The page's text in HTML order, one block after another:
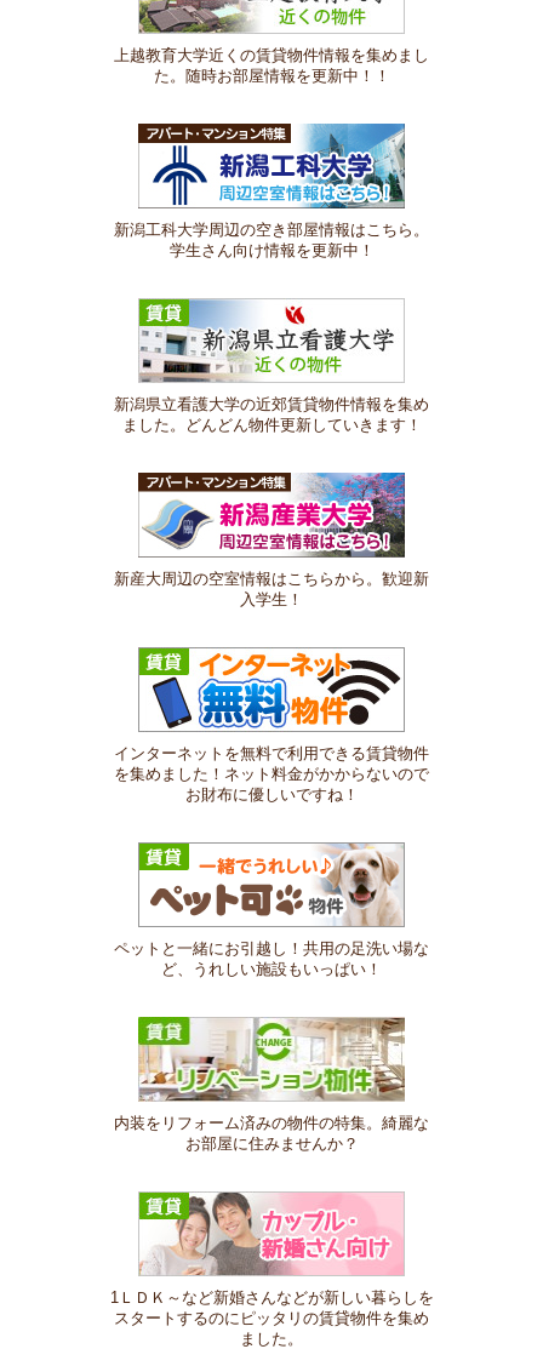
上越教育大学近くの賃貸物件情報を集めまし
た。随時お部屋情報を更新中！！
新潟工科大学周辺の空き部屋情報はこちら。
学生さん向け情報を更新中！
新潟県立看護大学の近郊賃貸物件情報を集め
ました。どんどん物件更新していきます！
新産大周辺の空室情報はこちらから。歓迎新
入学生！
インターネットを無料で利用できる賃貸物件
を集めました！ネット料金がかからないので
お財布に優しいですね！
ペットと一緒にお引越し！共用の足洗い場な
ど、うれしい施設もいっぱい！
内装をリフォーム済みの物件の特集。綺麗な
お部屋に住みませんか？
1ＬＤＫ～など新婚さんなどが新しい暮らしを
スタートするのにピッタリの賃貸物件を集め
ました。